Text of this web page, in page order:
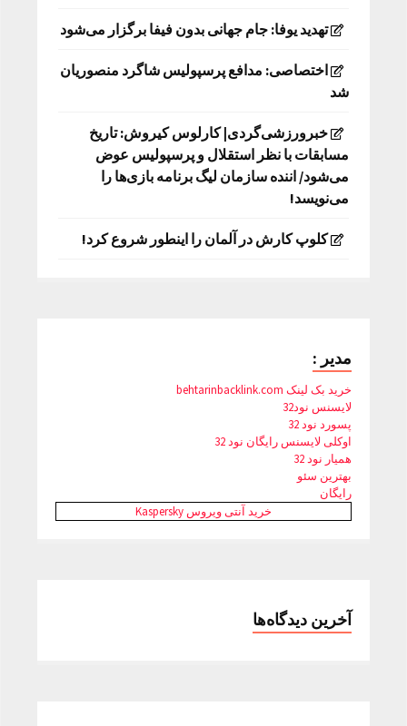
تهدید یوفا: جام جهانی بدون فیفا برگزار می‌شود
اختصاصی: مدافع پرسپولیس شاگرد منصوریان
شد
خبرورزشی‌گردی| کارلوس کیروش: تاریخ
مسابقات با نظر استقلال و پرسپولیس عوض
می‌شود/ اننده سازمان لیگ برنامه بازی‌ها را
می‌نویسد!
کلوپ کارش در آلمان را اینطور شروع کرد!
مدیر :
خرید بک لینک behtarinbacklink.com
لایسنس نود32
پسورد نود 32
اوکلی لایسنس رایگان نود 32
همیار نود 32
بهترین سئو
رایگان
خرید آنتی ویروس Kaspersky
آخرین دیدگاه‌ها